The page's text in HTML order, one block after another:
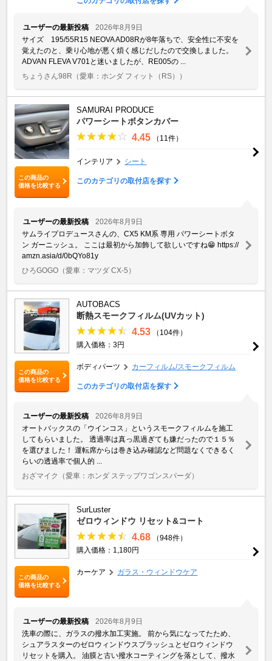
ユーザーの最新投稿
2026年8月9日
サイズ 195/55R15 NEOVA AD08Rが8年落ちで、安全性に不安を
覚えたのと、乗り心地が悪く煩く感じだしたので交換しました。
ADVAN FLEVA V701と迷いましたが、RE005の ...
ちょうさん98R （愛車：ホンダ フィット（RS））
この商品の
価格を比較する
SAMURAI PRODUCE
パワーシートボタンカバー
4.45 （11件）
インテリア シート
このカテゴリの取付店を探す
ユーザーの最新投稿
2026年8月9日
サムライプロデュースさんの、CX5 KM系 専用 パワーシートボタ
ン ガーニッシュ。 ここは最初から加飾して欲しいですね😁 https://
amzn.asia/d/0bQYo81y
ひろGOGO （愛車：マツダ CX-5）
この商品の
価格を比較する
AUTOBACS
断熱スモークフィルム(UVカット)
4.53
（104件）
購入価格：3円
ボディパーツ カーフィルム/スモークフィルム
このカテゴリの取付店を探す
ユーザーの最新投稿
2026年8月9日
オートバックスの「ウインコス」というスモークフィルムを施工
してもらいました。 透過率は真っ黒過ぎても嫌だったので１５％
を選びました！ 運転席からは巻き込み確認など問題なくできるく
らいの透過率で個人的 ...
おざマイク
（愛車：ホンダ ステップワゴンスパーダ）
この商品の
価格を比較する
SurLuster
ゼロウィンドウ リセット&コート
4.68
（948件）
購入価格：1,180円
カーケア ガラス・ウィンドウケア
ユーザーの最新投稿
2026年8月9日
洗車の際に、ガラスの撥水加工実施。 前から気になってたため、
シュアラスターのゼロウィンドウスプラッシュとゼロウィンドウ
リセットを購入。 油膜と古い撥水コーティングを落として、撥水